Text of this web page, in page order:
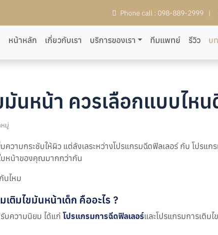
Phone call : 098-889-2999 |
หน้าหลัก เกี่ยวกับเรา บริการของเรา ทีมแพทย์ รีวิว บ
นหน้า ควรเลือกแบบไหน
มู่
วามกระชับให้ผิว แต่ลังเลระหว่างโปรแกรมฉีดฟิลเลอร์ กับ โปรแ
บหน้าของคุณมากกว่ากัน
ติมไขมันหน้าเด็ก คืออะไร ?
บความนิยม ได้แก่ โปรแกรมการฉีดฟิลเลอร์และโปรแกรมการเติ